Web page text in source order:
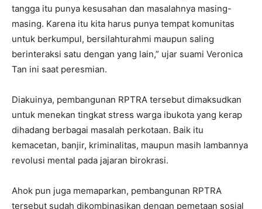
tangga itu punya kesusahan dan masalahnya masing-
masing. Karena itu kita harus punya tempat komunitas
untuk berkumpul, bersilahturahmi maupun saling
berinteraksi satu dengan yang lain,” ujar suami Veronica
Tan ini saat peresmian.
Diakuinya, pembangunan RPTRA tersebut dimaksudkan
untuk menekan tingkat stress warga ibukota yang kerap
dihadang berbagai masalah perkotaan. Baik itu
kemacetan, banjir, kriminalitas, maupun masih lambannya
revolusi mental pada jajaran birokrasi.
‎Ahok pun juga memaparkan, pembangunan RPTRA
tersebut sudah dikombinasikan dengan pemetaan sosial